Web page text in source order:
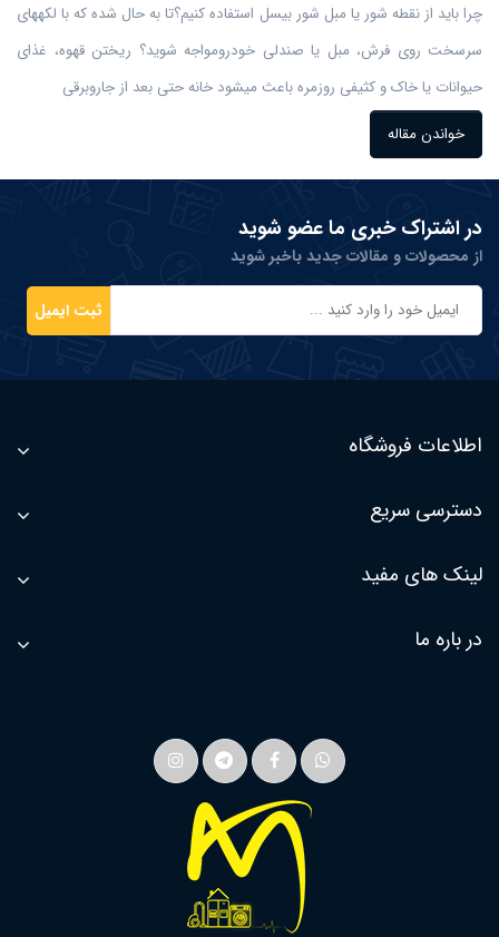
چرا باید از نقطه شور یا مبل شور بیسل استفاده کنیم؟تا به حال شده که با لکههای
سرسخت روی فرش، مبل یا صندلی خودرومواجه شوید؟ ریختن قهوه، غذای
حیوانات یا خاک و کثیفی روزمره باعث میشود خانه حتی بعد از جاروبرقی
خواندن مقاله
در اشتراک خبری ما عضو شوید
از محصولات و مقالات جدید باخبر شوید
ثبت ایمیل
اطلاعات فروشگاه
دسترسی سریع
لینک های مفید
در باره ما